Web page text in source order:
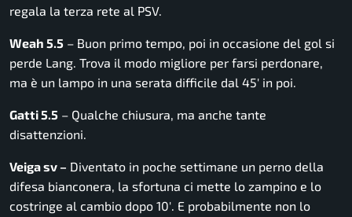
regala la terza rete al PSV.
Weah 5.5 – Buon primo tempo, poi in occasione del gol si
perde Lang. Trova il modo migliore per farsi perdonare,
ma è un lampo in una serata difficile dal 45′ in poi.
Gatti 5.5 – Qualche chiusura, ma anche tante
disattenzioni.
Veiga sv – Diventato in poche settimane un perno della
difesa bianconera, la sfortuna ci mette lo zampino e lo
costringe al cambio dopo 10′. E probabilmente non lo